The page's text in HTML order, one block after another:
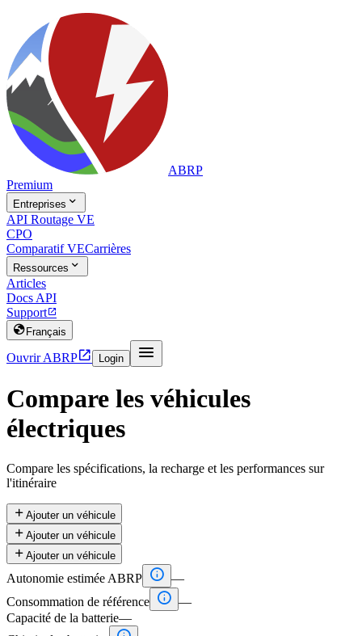
ABRP
Premium
Entreprises 
API Routage VE
CPO
Comparatif VECarrières
Ressources 
Articles
Docs API
Support
 Français
Ouvrir ABRP Login 
Compare les véhicules
électriques
Compare les spécifications, la recharge et les performances sur
l'itinéraire
 Ajouter un véhicule
 Ajouter un véhicule
 Ajouter un véhicule
Autonomie estimée ABRP  —
Consommation de référence  —
Capacité de la batterie—